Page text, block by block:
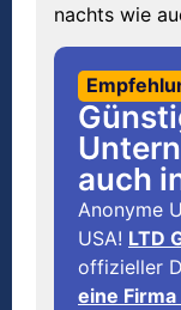
nachts wie
auch
Anonyme
USA! LTD
offizieller
eine Firma